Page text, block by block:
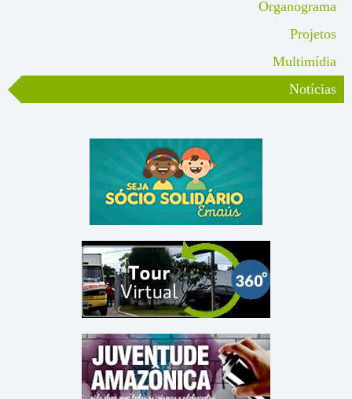
Organograma
Projetos
Multimídia
Notícias